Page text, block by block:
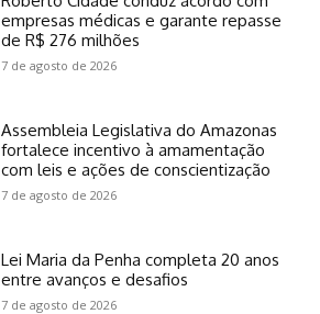
empresas médicas e garante repasse
de R$ 276 milhões
7 de agosto de 2026
Assembleia Legislativa do Amazonas
fortalece incentivo à amamentação
com leis e ações de conscientização
7 de agosto de 2026
Lei Maria da Penha completa 20 anos
entre avanços e desafios
7 de agosto de 2026